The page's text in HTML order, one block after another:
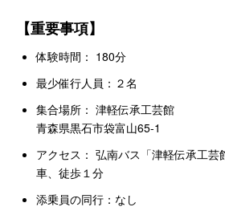
【重要事項】
体験時間： 180分
最少催行人員：２名
集合場所： 津軽伝承工芸館
青森県黒石市袋富山65-1
アクセス： 弘南バス「津軽伝承工芸
車、徒歩１分
添乗員の同行：なし